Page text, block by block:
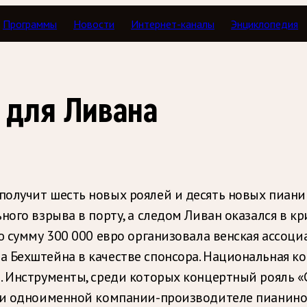
Программы Новости Интернет-каналы Энциклопедия
Ливана
шесть новых роялей и десять новых
взрыва в порту, а следом Ливан оказался в
300 000 евро организовала венская
в качестве спонсора. Национальная
среди которых концертный рояль
одноименной компании-производителе